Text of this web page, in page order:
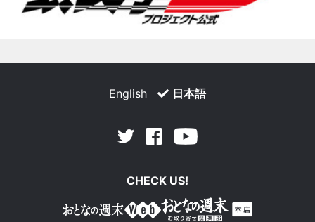
English 日本語
Twitter Facebook
CHECK US!